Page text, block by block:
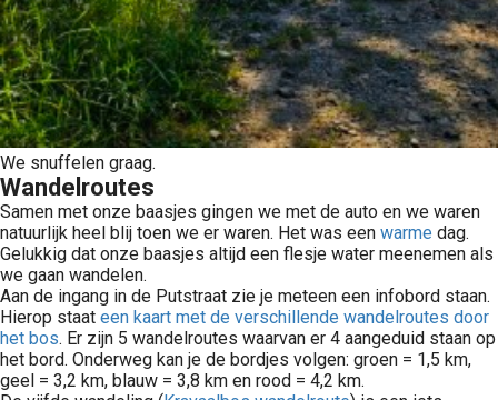
We snuffelen graag.
Wandelroutes
Samen met onze baasjes gingen we met de auto en we waren
natuurlijk heel blij toen we er waren. Het was een warme dag.
Gelukkig dat onze baasjes altijd een flesje water meenemen als
we gaan wandelen.
Aan de ingang in de Putstraat zie je meteen een infobord staan.
Hierop staat een kaart met de verschillende wandelroutes door
het bos. Er zijn 5 wandelroutes waarvan er 4 aangeduid staan op
het bord. Onderweg kan je de bordjes volgen: groen = 1,5 km,
geel = 3,2 km, blauw = 3,8 km en rood = 4,2 km.